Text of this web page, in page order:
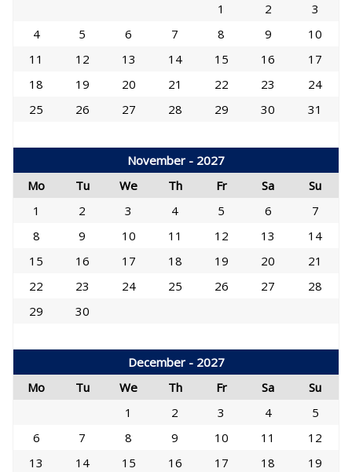
1
2
3
4
5 6 7 8 9
10
11
12 13 14 15 16
17
18
19 20 21 22 23
24
25
26 27 28 29 30 31
November - 2027
Mo
Tu We Th Fr Sa
Su
1
2 3 4 5 6
7
8
9 10 11 12 13
14
15
16 17 18 19 20
21
22
23 24 25 26 27
28
29
30
December - 2027
Mo
Tu We Th Fr Sa
Su
1
2 3 4
5
6
7 8 9 10 11
12
13
14 15 16 17 18
19